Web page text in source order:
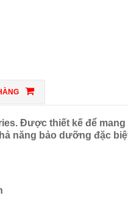
Được thiết kế để mang
năng bảo dưỡng đặc